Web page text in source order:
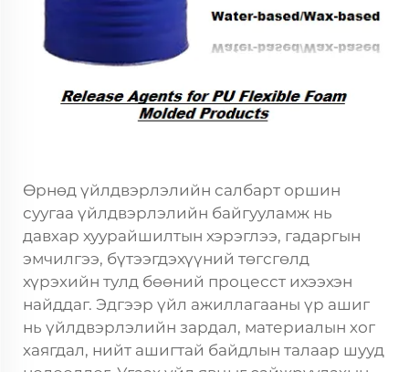
Өрнөд үйлдвэрлэлийн салбарт оршин
суугаа үйлдвэрлэлийн байгууламж нь
давхар хуурайшилтын хэрэглээ, гадаргын
эмчилгээ, бүтээгдэхүүний төгсгөлд
хүрэхийн тулд бөөний процесст ихээхэн
найддаг. Эдгээр үйл ажиллагааны үр ашиг
нь үйлдвэрлэлийн зардал, материалын хог
хаягдал, нийт ашигтай байдлын талаар шууд